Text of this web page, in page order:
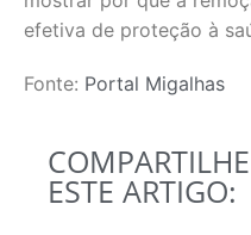
efetiva de proteção à
Fonte: Portal Migalhas
COMPARTILHE
ESTE ARTIGO: